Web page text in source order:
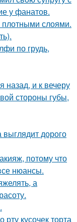
у фанатов.
плотными слоями.
по грудь,
назад, и к вечеру
стороны губы,
выглядит дорого
потому что
нюансы.
а
кусочек торта